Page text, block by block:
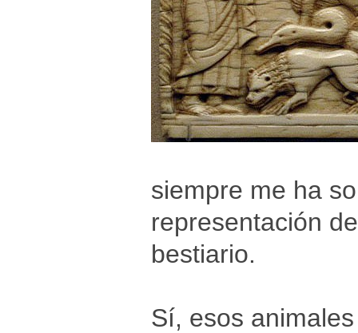
siempre me ha
representación
bestiario.
Sí, esos